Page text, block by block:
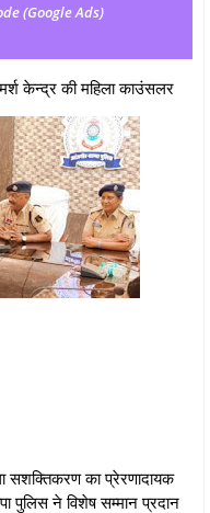
(Google Ads)
केन्द्र की महिला काउंसलर
सशक्तिकरण का प्रेरणादायक
पुलिस ने विशेष सम्मान प्रदान